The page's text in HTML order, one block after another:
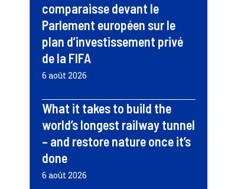
comparaisse devant le
Parlement européen sur le
plan d’investissement privé
de la FIFA
6 août 2026
What it takes to build the
world’s longest railway tunnel
– and restore nature once it’s
done
6 août 2026